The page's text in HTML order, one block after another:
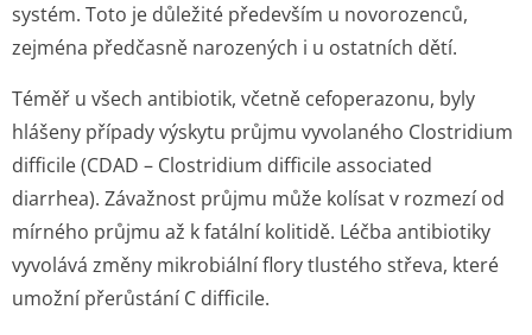
systém. Toto je důležité především u novorozenců,
zejména předčasně narozených i u ostatních dětí.
Téměř u všech antibiotik, včetně cefoperazonu, byly
hlášeny případy výskytu průjmu vyvolaného Clostridium
difficile (CDAD – Clostridium difficile associated
diarrhea). Závažnost průjmu může kolísat v rozmezí od
mírného průjmu až k fatální kolitidě. Léčba antibiotiky
vyvolává změny mikrobiální flory tlustého střeva, které
umožní přerůstání C difficile.